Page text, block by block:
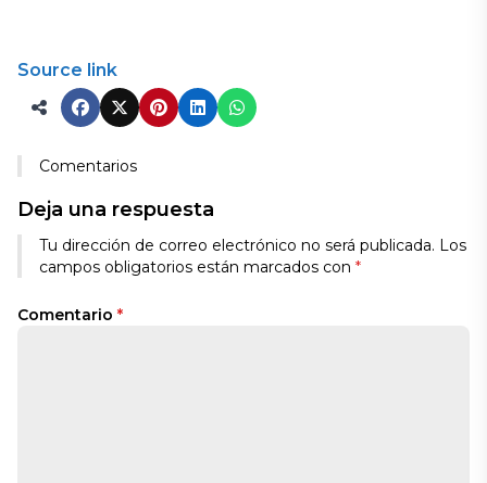
Source link
Comentarios
Deja una respuesta
Tu dirección de correo electrónico no será publicada. Los
campos obligatorios están marcados con *
Comentario *